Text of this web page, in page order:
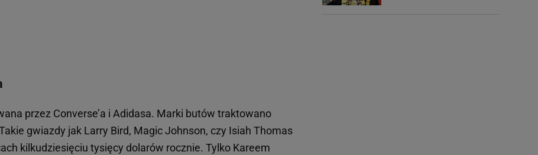
przez Converse’a i Adidasa. Marki butów traktowano
gwiazdy jak Larry Bird, Magic Johnson, czy Isiah Thomas
kilkudziesięciu tysięcy dolarów rocznie. Tylko Kareem